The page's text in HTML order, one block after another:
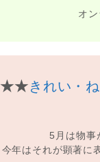
オ
★★きれい・
5月は物事
今年はそれが顕著に